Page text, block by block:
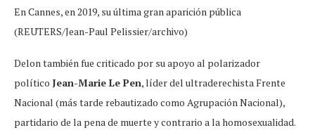
En Cannes, en 2019, su última gran aparición pública
(REUTERS/Jean-Paul Pelissier/archivo)
Delon también fue criticado por su apoyo al polarizador
político Jean-Marie Le Pen , líder del ultraderechista Frente
Nacional (más tarde rebautizado como Agrupación Nacional),
partidario de la pena de muerte y contrario a la homosexualidad.